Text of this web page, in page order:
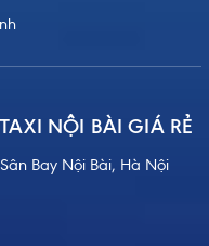
NỘI BÀI GIÁ RẺ
Bay Nội Bài, Hà Nội